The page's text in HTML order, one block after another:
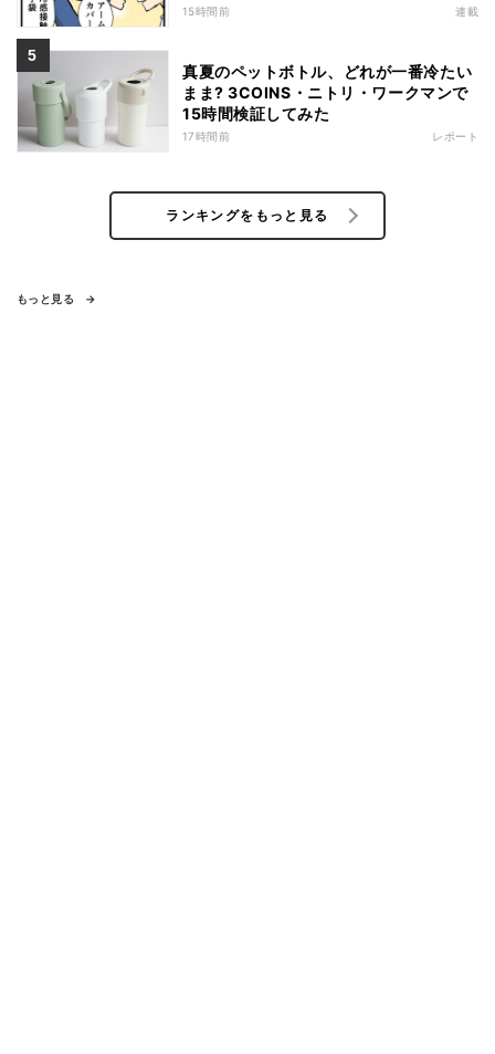
15時間前 連載
真夏のペットボトル、どれが一番冷たい
まま? 3COINS・ニトリ・ワークマンで
15時間検証してみた
17時間前 レポート
ランキングをもっと見る
もっと見る